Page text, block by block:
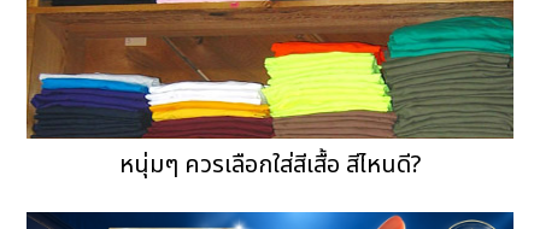
หนุ่มๆ ควรเลือกใส่สีเสื้อ สีไหนดี?